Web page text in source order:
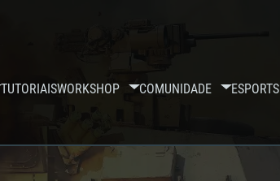
TUTORIAISWORKSHOP COMUNIDADE ESPORTS